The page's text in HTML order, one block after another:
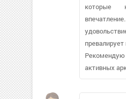
которые
активных